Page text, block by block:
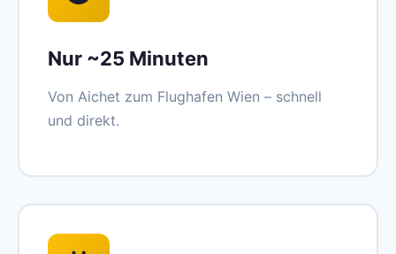
Nur ~25 Minuten
Von Aichet zum Flughafen Wien – schnell
und direkt.